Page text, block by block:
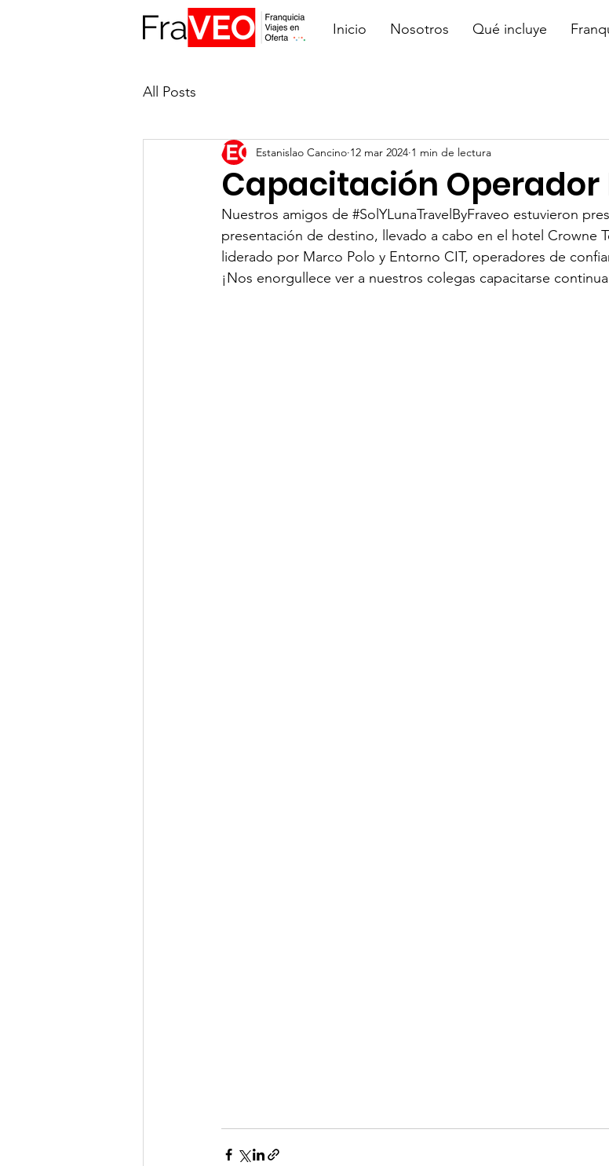
Inicio Nosotros Qué incluye
All Posts
Capacitación Operador
Estanislao Cancino 12 mar 2024 1 min de lectura
Nuestros amigos de #SolYLunaTravelByFraveo estuvieron
presentación de destino, llevado a cabo en el hotel Crowne
liderado por Marco Polo y Entorno CIT, operadores de
¡Nos enorgullece ver a nuestros colegas capacitarse